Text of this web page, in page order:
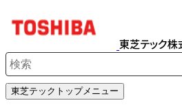
検索キーワード入力
東芝テックトップメニュー